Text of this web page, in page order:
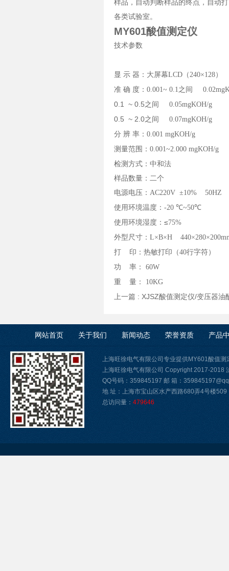
样品，自动判断样品的终点，自动
各类试验室。
MY601酸值测定仪
技术参数
显 示 器：大屏幕LCD （240×128）
准 确 度： 0.001~ 0.1之间
0.1 ~ 0.5之间 0.05mgKOH/g
0.5 ~ 2.0之间 0.07mgKOH/g
分 辨 率： 0.001 mgKOH/g
测量范围： 0.001~2.000 mgKOH/g
检测方式：中和法
样品数量：二个
电源电压： AC220V ±10% 50HZ
使用环境温度： -20 ℃~50℃
使用环境湿度：≤75%
外型尺寸： L×B×H 440×280×
打 印：热敏打印（40行字符）
功 率： 60W
重 量： 10KG
上一篇 : XJSZ酸值测定仪/变压器油
网站首页 关于我们 新闻动态 荣誉资质 产品
上海旺徐电气有限公司专业提供MY601酸值
上海旺徐电气有限公司 Copyright 2017-2018
QQ号码：359845197 邮 箱：
地 址：上海市宝山区水产西路680弄4号楼509
总访问量： 479646